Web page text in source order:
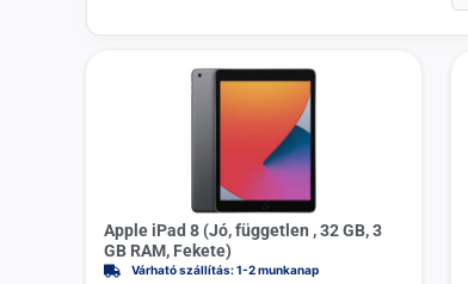
Apple iPad 8 (Jó, független , 32 GB, 3
GB RAM, Fekete)
Várható szállítás: 1-2 munkanap